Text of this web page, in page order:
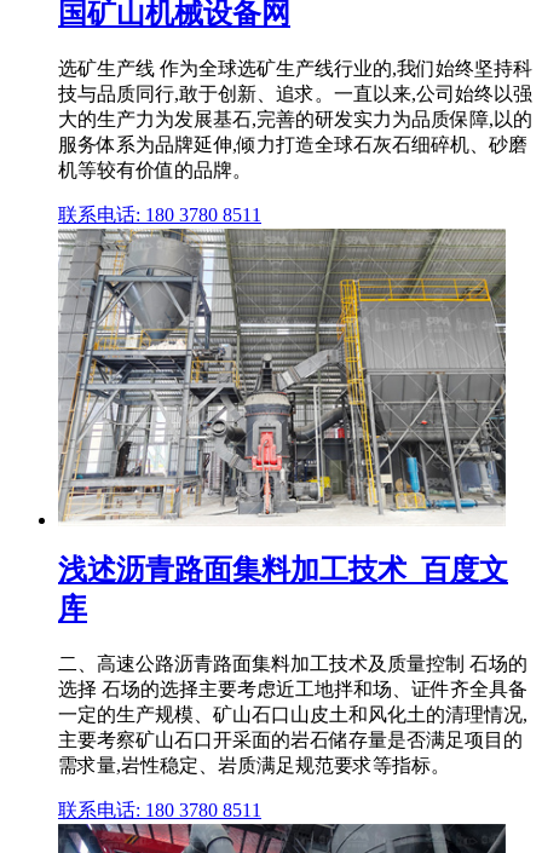
国矿山机械设备网
选矿生产线 作为全球选矿生产线行业的,我们始终坚持科
技与品质同行,敢于创新、追求。一直以来,公司始终以强
大的生产力为发展基石,完善的研发实力为品质保障,以的
服务体系为品牌延伸,倾力打造全球石灰石细碎机、砂磨
机等较有价值的品牌。
联系电话: 180 3780 8511
浅述沥青路面集料加工技术_百度文
库
二、高速公路沥青路面集料加工技术及质量控制 石场的
选择 石场的选择主要考虑近工地拌和场、证件齐全具备
一定的生产规模、矿山石口山皮土和风化土的清理情况,
主要考察矿山石口开采面的岩石储存量是否满足项目的
需求量,岩性稳定、岩质满足规范要求等指标。
联系电话: 180 3780 8511